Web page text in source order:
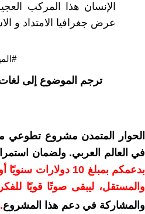
الإنسان هذا المركب
عرض جغرافيا الامتداد و
ترجم الموضوع إلى
الحوار المتمدن مشروع تطوعي
في العالم العربي. ولضمان
بدعمكم بمبلغ 10
والمستقل، ليبقى صوتًا قويًا
والمشاركة في دعم هذا المشروع.